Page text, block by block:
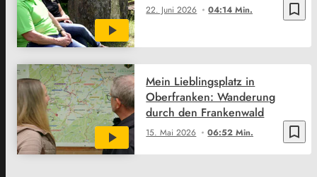
bookmark_border
22. Juni 2026 04:14 Min.
bookmark_border
15. Mai 2026 06:52 Min.
Mein Lieblingsplatz in
Oberfranken: Wanderung
durch den Frankenwald